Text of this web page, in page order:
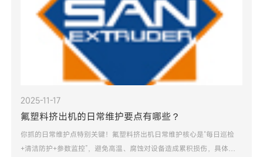
2025-11-17
氟塑料挤出机的日常维护要点有哪些？
你抓的日常维护点特别关键！氟塑料挤出机日常维护核心是“每日巡检
+清洁防护+参数监控”，避免高温、腐蚀对设备造成累积损伤，具体要